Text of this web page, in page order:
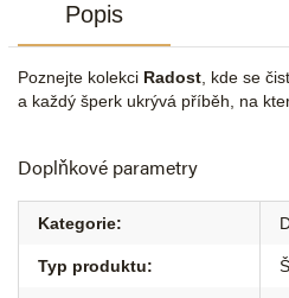
Popis
Poznejte kolekci Radost , kde se
a každý šperk ukrývá příběh, na
Doplňkové parametry
Kategorie:
Typ produktu: